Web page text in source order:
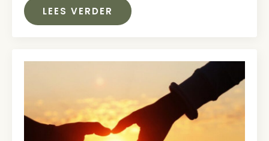
LEES VERDER